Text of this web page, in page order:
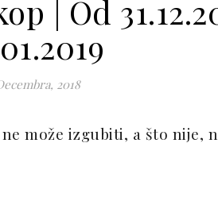
| Od
2018
može izgubiti, a što nije,